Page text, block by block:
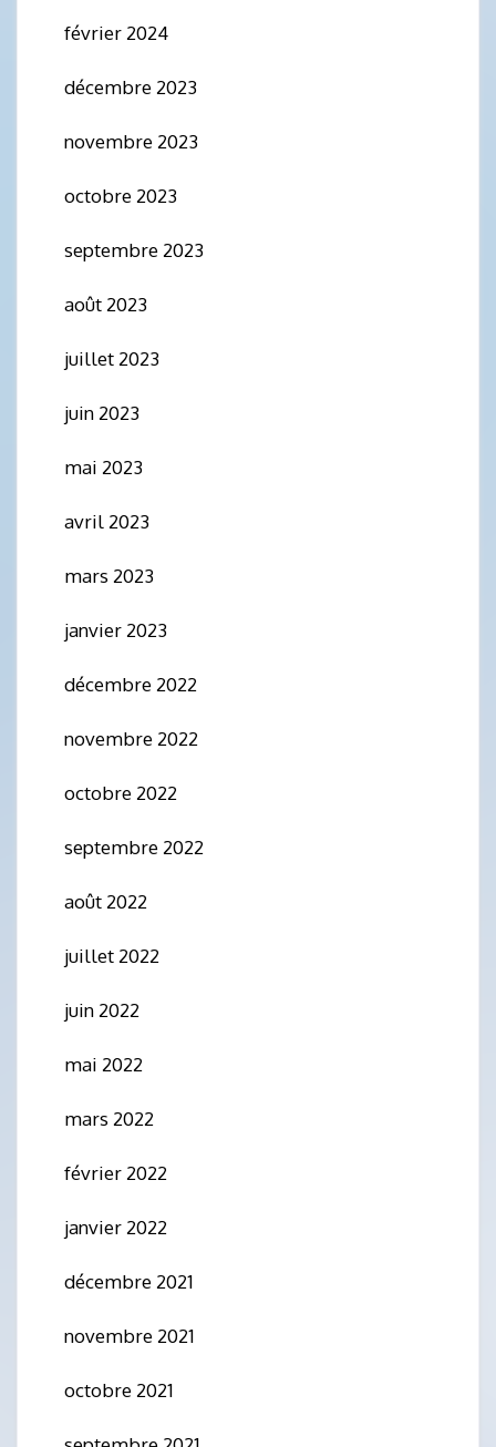
février 2024
décembre 2023
novembre 2023
octobre 2023
septembre 2023
août 2023
juillet 2023
juin 2023
mai 2023
avril 2023
mars 2023
janvier 2023
décembre 2022
novembre 2022
octobre 2022
septembre 2022
août 2022
juillet 2022
juin 2022
mai 2022
mars 2022
février 2022
janvier 2022
décembre 2021
novembre 2021
octobre 2021